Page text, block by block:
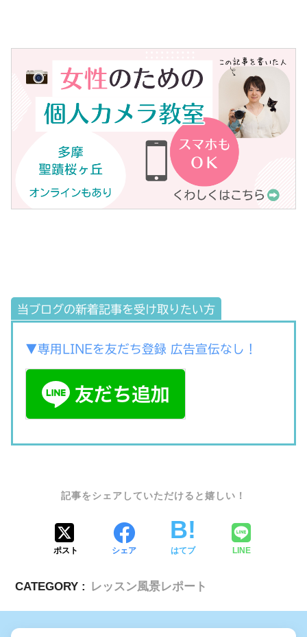
当ブログの新着記事を受け取りたい方
▼専用LINEを友だち登録 広告宣伝なし！
ポスト シェア はてブ LINE
CATEGORY : レッスン風景レポート